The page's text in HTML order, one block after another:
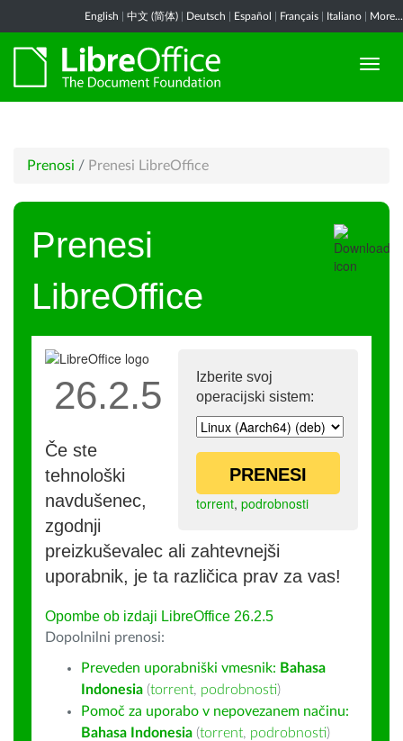
English 中文 (简体) Deutsch Español Français Italiano More...
Prenosi / Prenesi LibreOffice
Prenesi
LibreOffice
Izberite svoj
operacijski sistem:
PRENESI
torrent, podrobnosti
26.2.5
Če ste
tehnološki
navdušenec,
zgodnji
preizkuševalec ali zahtevnejši
uporabnik, je ta različica prav za vas!
Opombe ob izdaji LibreOffice 26.2.5
Dopolnilni prenosi:
Preveden uporabniški vmesnik: Bahasa
Indonesia (torrent, podrobnosti)
Pomoč za uporabo v nepovezanem načinu:
Bahasa Indonesia (torrent, podrobnosti)